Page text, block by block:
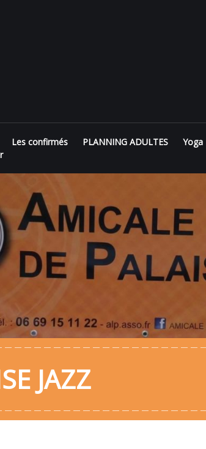
Les confirmés PLANNING ADULTES Yoga
JAZZ